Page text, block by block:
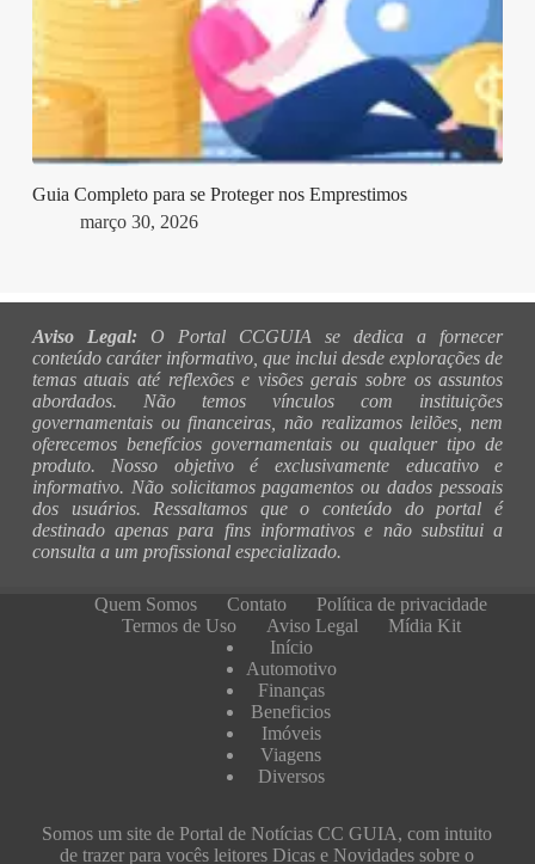
Guia Completo para se Proteger nos Emprestimos
março 30, 2026
Aviso Legal: O Portal CCGUIA se dedica a fornecer
conteúdo caráter informativo, que inclui desde explorações de
temas atuais até reflexões e visões gerais sobre os assuntos
abordados. Não temos vínculos com instituições
governamentais ou financeiras, não realizamos leilões, nem
oferecemos benefícios governamentais ou qualquer tipo de
produto. Nosso objetivo é exclusivamente educativo e
informativo. Não solicitamos pagamentos ou dados pessoais
dos usuários. Ressaltamos que o conteúdo do portal é
destinado apenas para fins informativos e não substitui a
consulta a um profissional especializado.
Quem Somos Contato
Política de privacidade
Termos de Uso
Aviso Legal
Mídia Kit
Início
Automotivo
Finanças
Beneficios
Imóveis
Viagens
Diversos
Somos um site de Portal de Notícias CC GUIA, com intuito
de trazer para vocês leitores Dicas e Novidades sobre o